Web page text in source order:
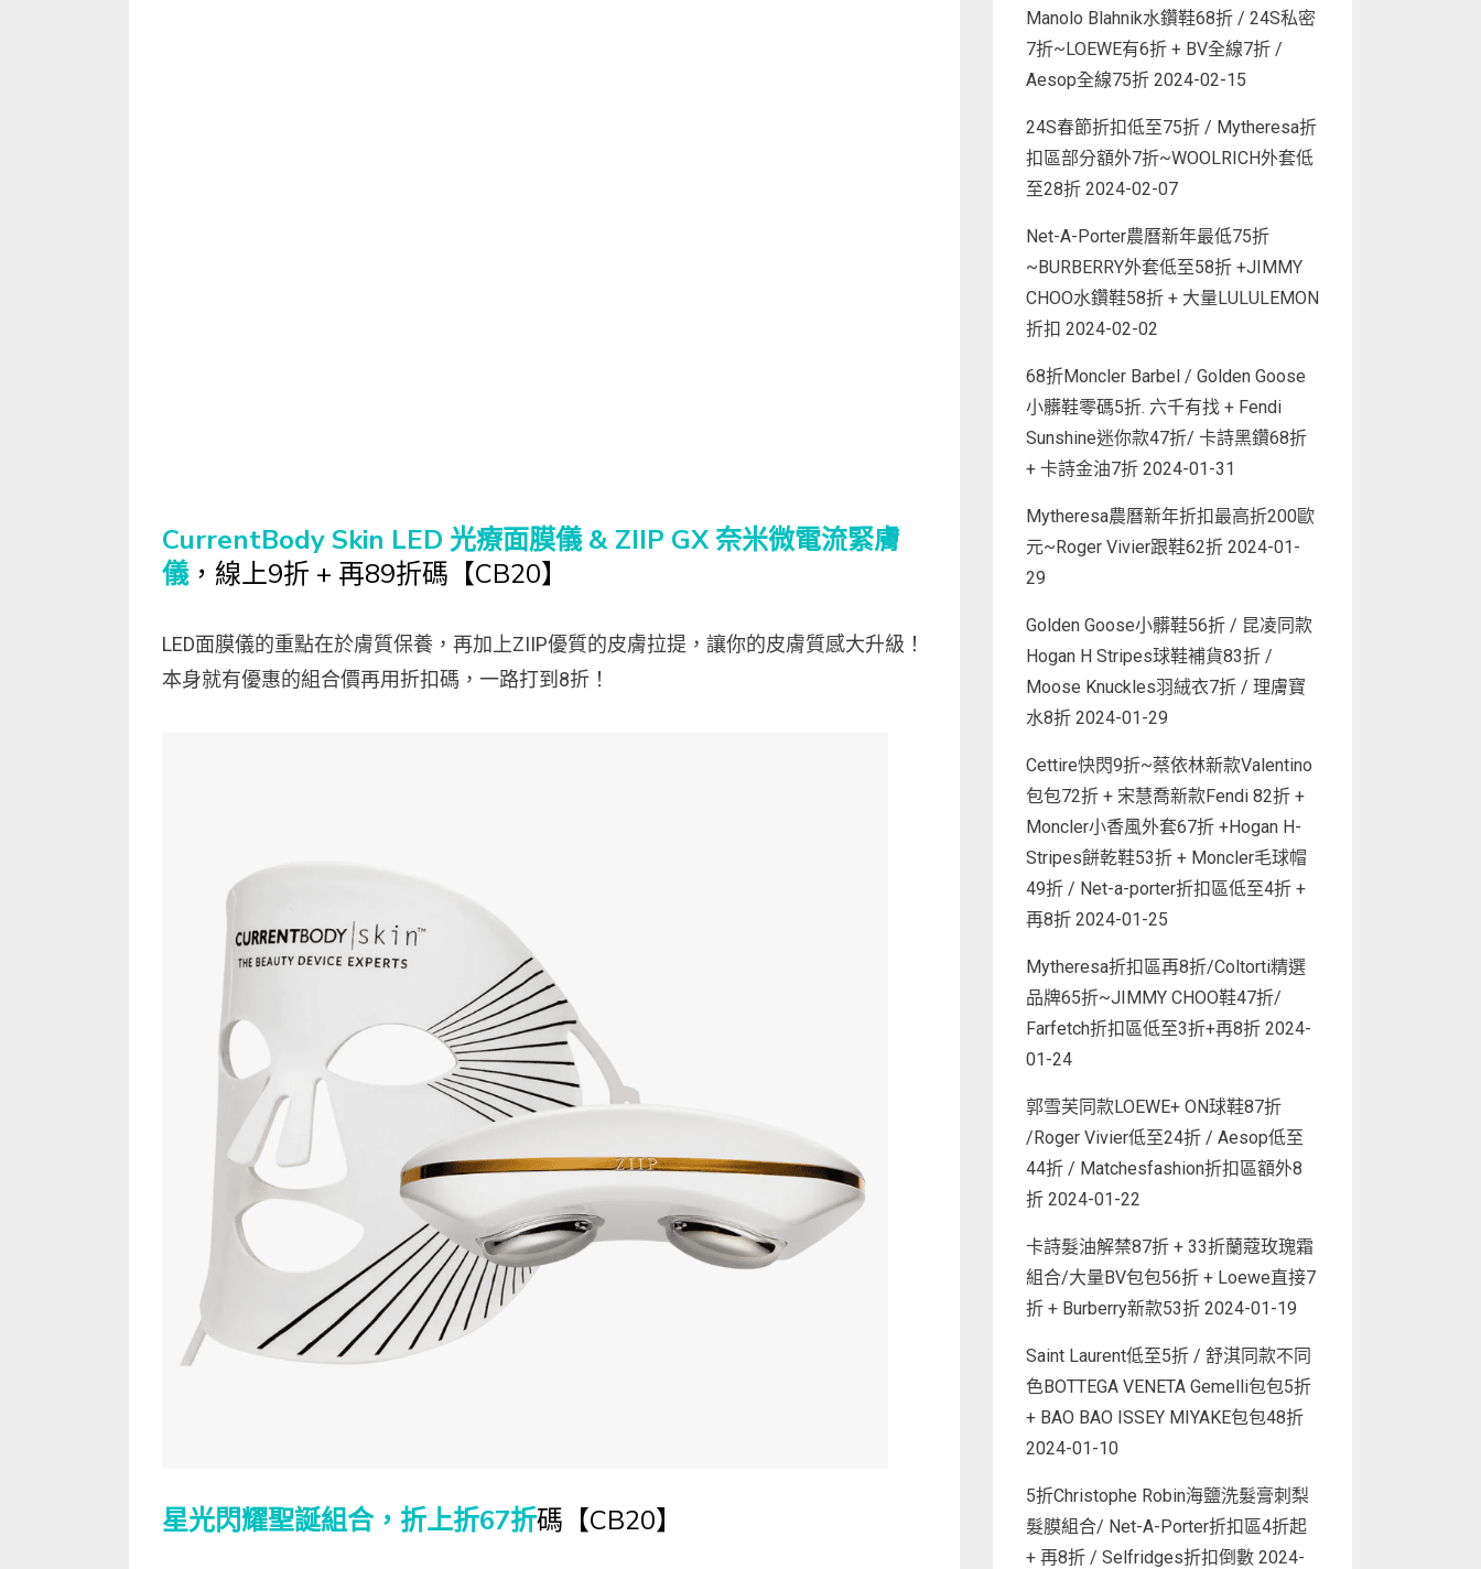
CurrentBody Skin LED 光療面膜儀 & ZIIP GX 奈米微電流緊膚
儀，線上9折 + 再89折碼【CB20】
LED面膜儀的重點在於膚質保養，再加上ZIIP優質的皮膚拉提，讓你的皮膚質感大升級！
本身就有優惠的組合價再用折扣碼，一路打到8折！
星光閃耀聖誕組合，折上折67折碼【CB20】
Manolo Blahnik水鑽鞋68折 / 24S私密
7折~LOEWE有6折 + BV全線7折 /
Aesop全線75折 2024-02-15
24S春節折扣低至75折 / Mytheresa折
扣區部分額外7折~WOOLRICH外套低
至28折 2024-02-07
Net-A-Porter農曆新年最低75折
~BURBERRY外套低至58折 +JIMMY
CHOO水鑽鞋58折 + 大量LULULEMON
折扣 2024-02-02
68折Moncler Barbel / Golden Goose
小髒鞋零碼5折. 六千有找 + Fendi
Sunshine迷你款47折/ 卡詩黑鑽68折
+ 卡詩金油7折 2024-01-31
Mytheresa農曆新年折扣最高折200歐
元~Roger Vivier跟鞋62折 2024-01-
29
Golden Goose小髒鞋56折 / 昆凌同款
Hogan H Stripes球鞋補貨83折 /
Moose Knuckles羽絨衣7折 / 理膚寶
水8折 2024-01-29
Cettire快閃9折~蔡依林新款Valentino
包包72折 + 宋慧喬新款Fendi 82折 +
Moncler小香風外套67折 +Hogan H-
Stripes餅乾鞋53折 + Moncler毛球帽
49折 / Net-a-porter折扣區低至4折 +
再8折 2024-01-25
Mytheresa折扣區再8折/Coltorti精選
品牌65折~JIMMY CHOO鞋47折/
Farfetch折扣區低至3折+再8折 2024-
01-24
郭雪芙同款LOEWE+ ON球鞋87折
/Roger Vivier低至24折 / Aesop低至
44折 / Matchesfashion折扣區額外8
折 2024-01-22
卡詩髮油解禁87折 + 33折蘭蔻玫瑰霜
組合/大量BV包包56折 + Loewe直接7
折 + Burberry新款53折 2024-01-19
Saint Laurent低至5折 / 舒淇同款不同
色BOTTEGA VENETA Gemelli包包5折
+ BAO BAO ISSEY MIYAKE包包48折
2024-01-10
5折Christophe Robin海鹽洗髮膏刺梨
髮膜組合/ Net-A-Porter折扣區4折起
+ 再8折 / Selfridges折扣倒數 2024-